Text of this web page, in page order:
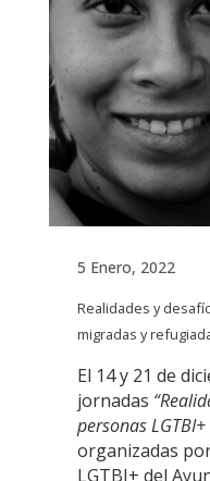
5 Enero, 2022
Realidades y
migradas y
El 14 y 21 de
jornadas
personas
organizadas
LGTBI+ del